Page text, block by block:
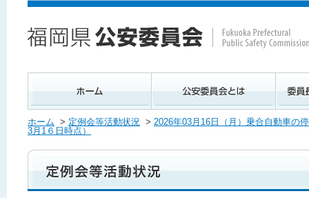
ホーム > 定例会等活動状況 > 2026年03月16日（月）乗合自動車の
3月1６日時点）